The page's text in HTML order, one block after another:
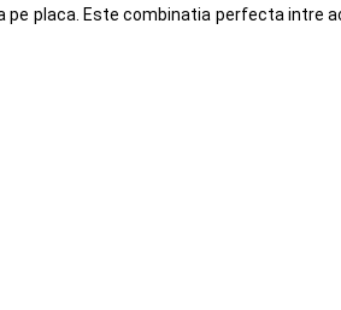
placa. Este combinatia perfecta intre